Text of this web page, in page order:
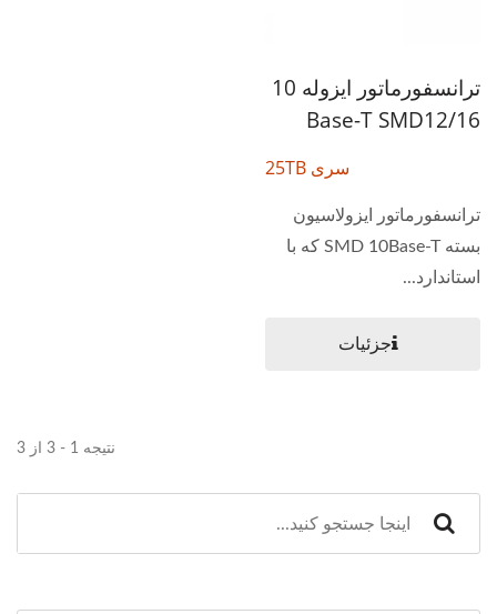
ترانسفورماتور ایزوله 10
Base-T SMD12/16
سری 25TB
ترانسفورماتور ایزولاسیون
بسته SMD 10Base-T که با
استاندارد...
جزئیات
نتیجه 1 - 3 از 3